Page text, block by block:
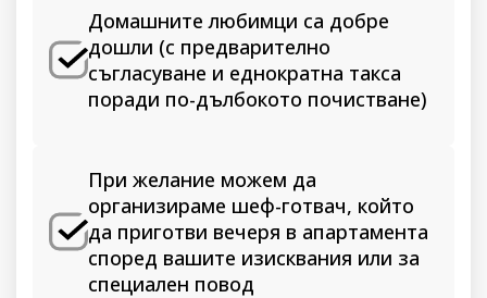
Домашните любимци са добре
дошли (с предварително
съгласуване и еднократна такса
поради по-дълбокото почистване)
При желание можем да
организираме шеф-готвач, който
да приготви вечеря в апартамента
според вашите изисквания или за
специален повод